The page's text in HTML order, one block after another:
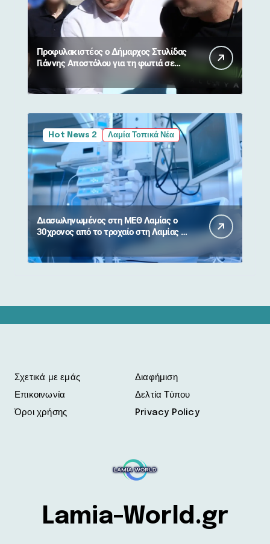
Προφυλακιστέος ο Δήμαρχος Στυλίδας
Γιάννης Αποστόλου για τη φωτιά σε
Hot News 2 Λαμία Τοπικά Νέα
Διασωληνωμένος στη ΜΕΘ Λαμίας ο
30χρονος από το τροχαίο στη Λαμίας –
Σχετικά με εμάς
Επικοινωνία
Όροι χρήσης
Διαφήμιση
Δελτία Τύπου
Privacy Policy
Lamia-World.gr